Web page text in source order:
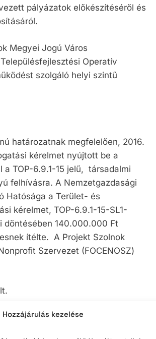
Hozzájárulás kezelése
pályázatok előkészítéséről és
Megyei Jogú Város
Operatív
szolgáló helyi szintű
határozatnak megfelelően, 2016.
kérelmet nyújtott be a
TOP-6.9.1-15 jelű, társadalmi
felhívásra. A Nemzetgazdasági
Hatósága a Terület- és
kérelmet, TOP-6.9.1-15-SL1-
döntésében 140.000.000 Ft
ítélte. A Projekt Szolnok
Szervezet (FOCENOSZ)